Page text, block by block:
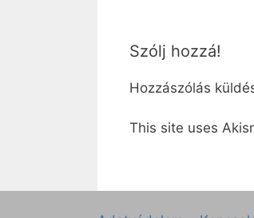
Szólj hozzá!
Hozzászólás
This site uses